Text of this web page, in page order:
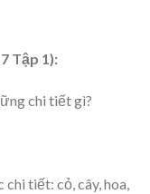
Tập 1):
chi tiết gì?
tiết: cỏ, cây, hoa,